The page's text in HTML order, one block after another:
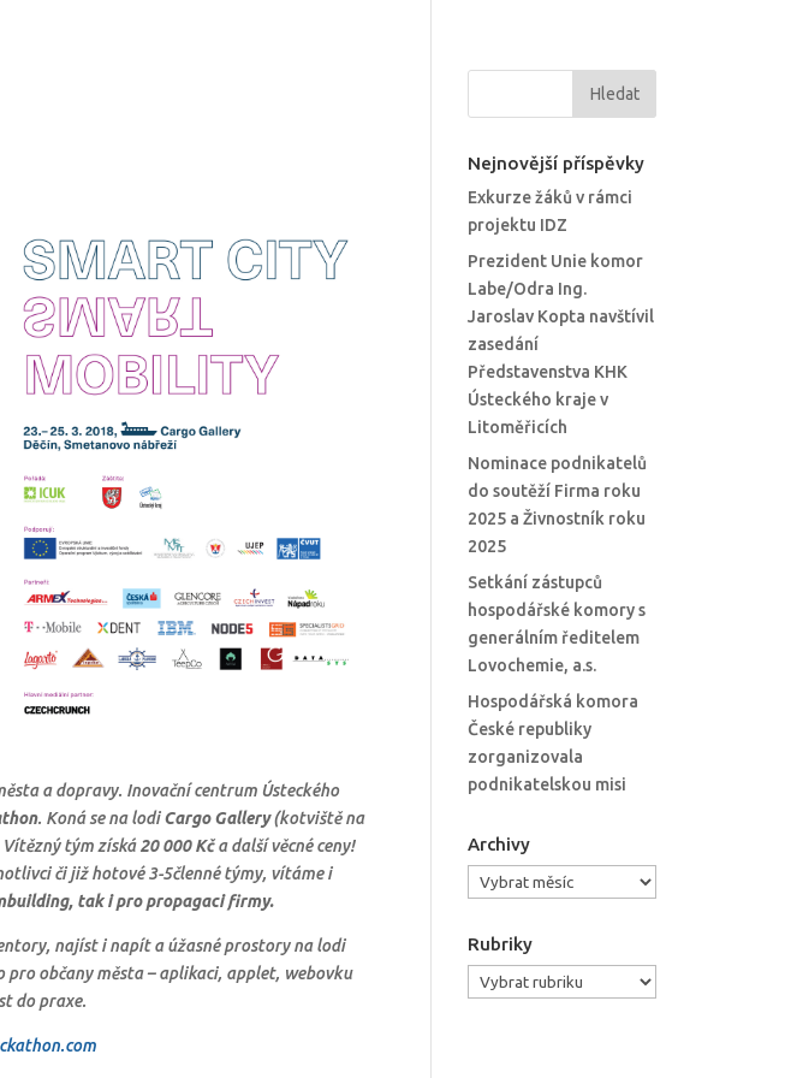
a dopravy. Inovační centrum Ústeckého
. Koná se na lodiCargo Gallery(kotviště na
Vítězný tým získá20 000 Kča další věcné ceny!
či již hotové 3-5členné týmy, vítáme i
tak i pro propagaci firmy.
najíst i napít a úžasné prostory na lodi
pro občany města – aplikaci, applet, webovku
do praxe.
Nejnovější příspěvky
Exkurze žáků v rámci
projektu IDZ
Prezident Unie komor
Labe/Odra Ing.
Jaroslav Kopta navštívil
zasedání
Představenstva KHK
Ústeckého kraje v
Litoměřicích
Nominace podnikatelů
do soutěží Firma roku
2025 a Živnostník roku
2025
Setkání zástupců
hospodářské komory s
generálním ředitelem
Lovochemie, a.s.
Hospodářská komora
České republiky
zorganizovala
podnikatelskou misi
Archivy
Archivy
Rubriky
Rubriky